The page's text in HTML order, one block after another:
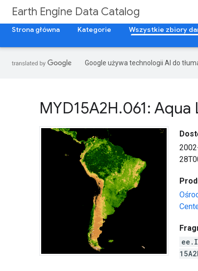
Earth Engine Data Catalog
Strona główna
Kategorie Wszystkie zbiory
Google używa technologii AI do
MYD15A2H.061: Aqua